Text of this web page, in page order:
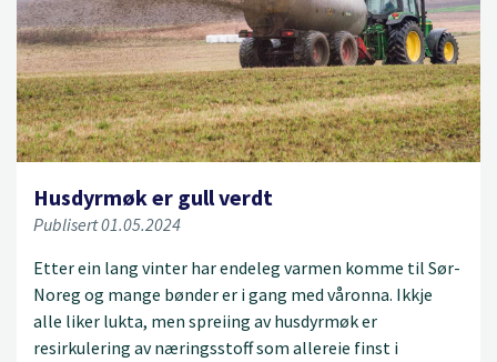
Husdyrmøk er gull verdt
Publisert 01.05.2024
Etter ein lang vinter har endeleg varmen komme til Sør-
Noreg og mange bønder er i gang med våronna. Ikkje
alle liker lukta, men spreiing av husdyrmøk er
resirkulering av næringsstoff som allereie finst i